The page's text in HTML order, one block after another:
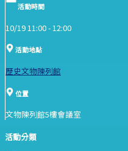
活動時間
10/19 11:00 - 12:00
活動地點
歷史文物陳列館
位置
文物陳列館5樓會議室
活動分類